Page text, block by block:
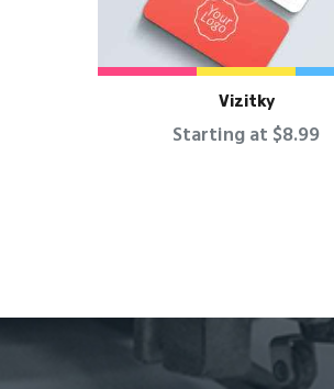
Vizitky
Starting at $8.99